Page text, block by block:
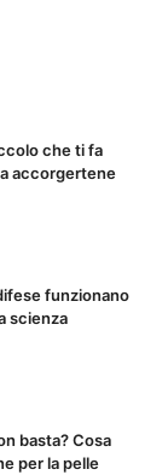
che ti fa
accorgertene
funzionano
scienza
basta? Cosa
per la pelle